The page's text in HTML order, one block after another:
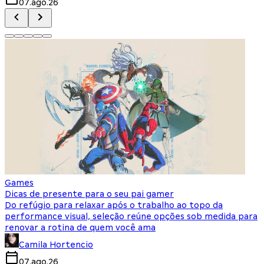
07.ago.26
Games
Dicas de presente para o seu pai gamer
Do refúgio para relaxar após o trabalho ao topo da
performance visual, seleção reúne opções sob medida para
renovar a rotina de quem você ama
Camila Hortencio
07.ago.26